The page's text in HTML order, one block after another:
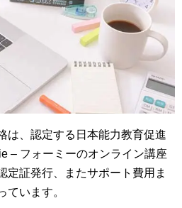
は、認定する日本能力教育促進
– フォーミーのオンライン講座
定証発行、またサポート費用ま
ています。